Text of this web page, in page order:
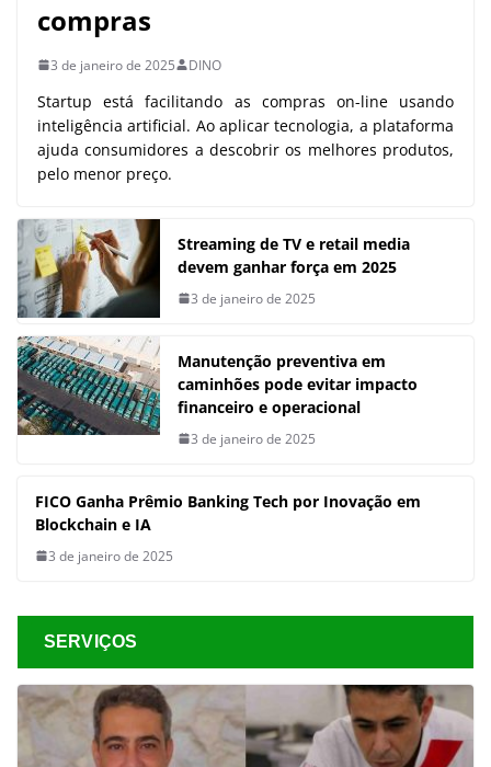
compras
3 de janeiro de 2025 DINO
Startup está facilitando as compras on-line usando
inteligência artificial. Ao aplicar tecnologia, a plataforma
ajuda consumidores a descobrir os melhores produtos,
pelo menor preço.
Streaming de TV e retail media
devem ganhar força em 2025
3 de janeiro de 2025
Manutenção preventiva em
caminhões pode evitar impacto
financeiro e operacional
3 de janeiro de 2025
FICO Ganha Prêmio Banking Tech por Inovação em
Blockchain e IA
3 de janeiro de 2025
SERVIÇOS